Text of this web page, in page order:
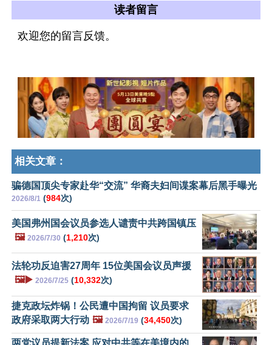
读者留言
欢迎您的留言反馈。
相关文章：
骗德国顶尖专家赴华“交流” 华裔夫妇间谍案幕后黑手曝光
2026/8/1 (984次)
美国弗州国会议员参选人谴责中共跨国镇压
🖼️ 2026/7/30 (1,210次)
法轮功反迫害27周年 15位美国会议员声援
🖼️▶️ 2026/7/25 (10,332次)
捷克政坛炸锅！公民遭中国拘留 议员要求
政府采取两大行动 🖼️ 2026/7/19 (34,450次)